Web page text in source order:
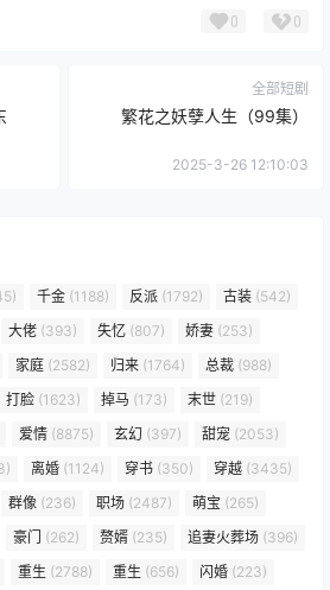
0 0
全部短剧
繁花之妖孽人生（99集）
2025-3-26 12:10:03
千金 (1188) 反派 (1792) 古装 (542)
大佬 (393) 失忆 (807) 娇妻 (253)
家庭 (2582) 归来 (1764) 总裁 (988)
打脸 (1623) 掉马 (173) 末世 (219)
爱情 (8875) 玄幻 (397) 甜宠 (2053)
离婚 (1124) 穿书 (350) 穿越 (3435)
群像 (236) 职场 (2487) 萌宝 (265)
豪门 (262) 赘婿 (235) 追妻火葬场 (396)
重生 (2788) 重生 (656) 闪婚 (223)